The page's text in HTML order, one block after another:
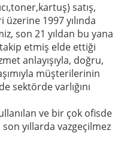
satış,
1997 yılında
son 21 yıldan bu yana
etmiş elde ettiği
anlayışıyla, doğru,
müşterilerinin
sektörde varlığını
ve bir çok ofisde
son yıllarda vazgeçilmez